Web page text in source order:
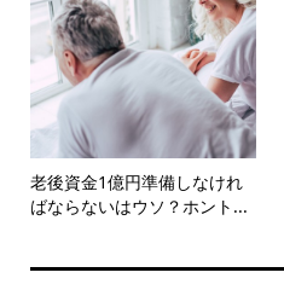
老後資金1億円準備しなけれ
ばならないはウソ？ホント...